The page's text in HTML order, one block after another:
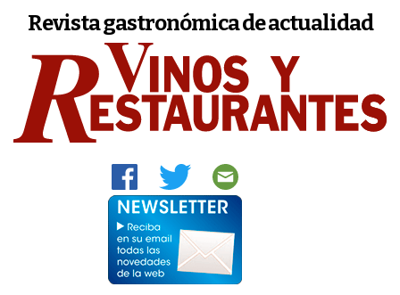
Revista gastronómica de actualidad